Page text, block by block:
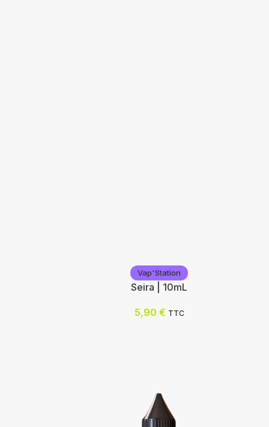
Vap'Station
Seira | 10mL
5,90 € TTC